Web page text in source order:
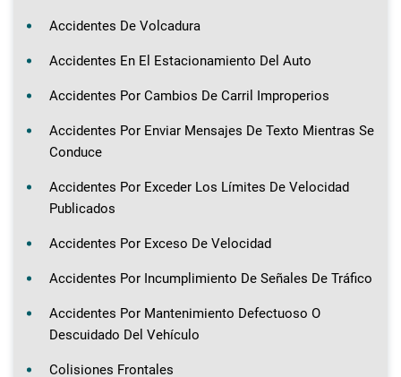
Accidentes De Volcadura
Accidentes En El Estacionamiento Del Auto
Accidentes Por Cambios De Carril Improperios
Accidentes Por Enviar Mensajes De Texto Mientras Se
Conduce
Accidentes Por Exceder Los Límites De Velocidad
Publicados
Accidentes Por Exceso De Velocidad
Accidentes Por Incumplimiento De Señales De Tráfico
Accidentes Por Mantenimiento Defectuoso O
Descuidado Del Vehículo
Colisiones Frontales